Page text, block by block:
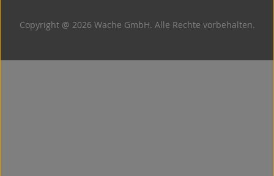
Copyright @ 2026 Wache GmbH. Alle Rechte vorbehalten.